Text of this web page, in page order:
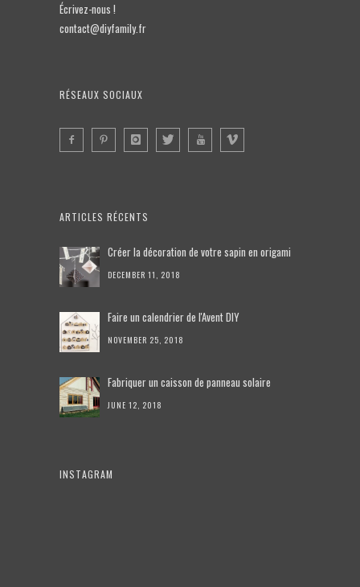
Écrivez-nous !
contact@diyfamily.fr
RÉSEAUX SOCIAUX
ARTICLES RÉCENTS
Créer la décoration de votre sapin en origami
DECEMBER 11, 2018
Faire un calendrier de l'Avent DIY
NOVEMBER 25, 2018
Fabriquer un caisson de panneau solaire
JUNE 12, 2018
INSTAGRAM